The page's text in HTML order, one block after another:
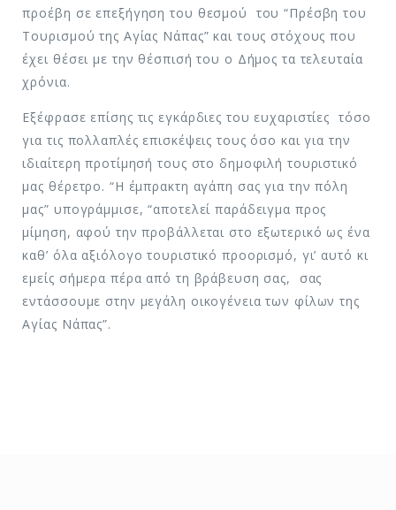
προέβη σε επεξήγηση του θεσμού του “Πρέσβη του
Τουρισμού της Αγίας Νάπας” και τους στόχους που
έχει θέσει με την θέσπισή του ο Δήμος τα τελευταία
χρόνια.
Εξέφρασε επίσης τις εγκάρδιες του ευχαριστίες τόσο
για τις πολλαπλές επισκέψεις τους όσο και για την
ιδιαίτερη προτίμησή τους στο δημοφιλή τουριστικό
μας θέρετρο. “Η έμπρακτη αγάπη σας για την πόλη
μας” υπογράμμισε, “αποτελεί παράδειγμα προς
μίμηση, αφού την προβάλλεται στο εξωτερικό ως ένα
καθ’ όλα αξιόλογο τουριστικό προορισμό, γι’ αυτό κι
εμείς σήμερα πέρα από τη βράβευση σας, σας
εντάσσουμε στην μεγάλη οικογένεια των φίλων της
Αγίας Νάπας”.